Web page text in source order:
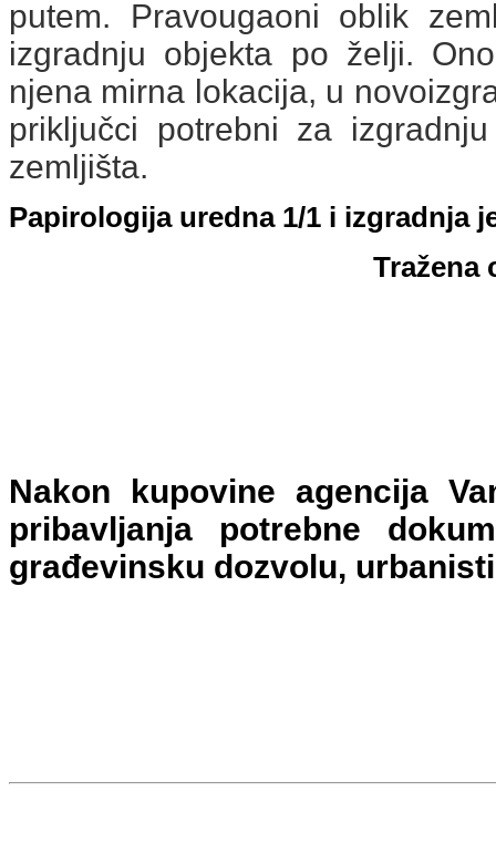
putem. Pravougaoni oblik
izgradnju objekta po želji.
njena mirna lokacija, u
priključci potrebni za
zemljišta.
Papirologija uredna 1/1 i izgradnja
Tražena
Nakon kupovine agencija
pribavljanja potrebne
građevinsku dozvolu,